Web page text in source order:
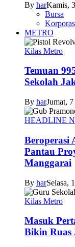
By harKamis,
Bursa
METRO
Kilas Metro
Temuan
Sekolah
By harJumat,
HEADLINE
Beroperasi
Pantau
Manggarai
By harSelasa,
Kilas Metro
Masuk
Bikin Ruas